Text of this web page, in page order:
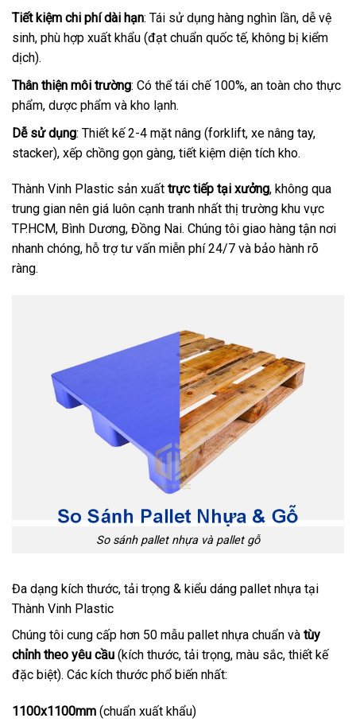
Tiết kiệm chi phí dài hạn: Tái sử dụng hàng nghìn lần, dễ vệ
sinh, phù hợp xuất khẩu (đạt chuẩn quốc tế, không bị kiểm
dịch).
Thân thiện môi trường: Có thể tái chế 100%, an toàn cho thực
phẩm, dược phẩm và kho lạnh.
Dễ sử dụng: Thiết kế 2-4 mặt nâng (forklift, xe nâng tay,
stacker), xếp chồng gọn gàng, tiết kiệm diện tích kho.
Thành Vinh Plastic sản xuất trực tiếp tại xưởng, không qua
trung gian nên giá luôn cạnh tranh nhất thị trường khu vực
TP.HCM, Bình Dương, Đồng Nai. Chúng tôi giao hàng tận nơi
nhanh chóng, hỗ trợ tư vấn miễn phí 24/7 và bảo hành rõ
ràng.
So sánh pallet nhựa và pallet gỗ
Đa dạng kích thước, tải trọng & kiểu dáng pallet nhựa tại
Thành Vinh Plastic
Chúng tôi cung cấp hơn 50 mẫu pallet nhựa chuẩn và tùy
chỉnh theo yêu cầu (kích thước, tải trọng, màu sắc, thiết kế
đặc biệt). Các kích thước phổ biến nhất:
1100x1100mm (chuẩn xuất khẩu)